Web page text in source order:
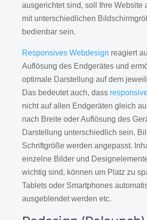
ausgerichtet sind, soll Ihre Website
mit unterschiedlichen
bedienbar sein.
Responsives Webdesign reagiert
Auflösung des Endgerätes und
optimale Darstellung auf dem
Das bedeutet auch, dass
nicht auf allen Endgeräten gleich
nach Breite oder Auflösung des
Darstellung unterschiedlich sein.
Schriftgröße werden angepasst.
einzelne Bilder und
wichtig sind, können um Platz zu
Tablets oder Smartphones
ausgeblendet werden etc.